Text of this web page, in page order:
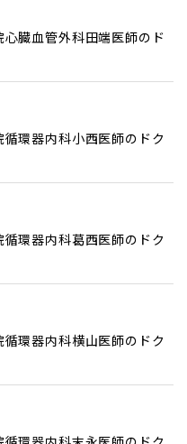
臓血管外科田端医師のド
環器内科小西医師のドク
環器内科葛西医師のドク
環器内科横山医師のドク